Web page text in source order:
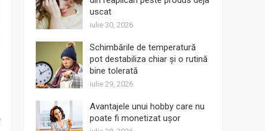
uscat
iulie 30, 2026
Schimbările de temperatură
pot destabiliza chiar și o rutină
bine tolerată
iulie 29, 2026
Avantajele unui hobby care nu
poate fi monetizat ușor